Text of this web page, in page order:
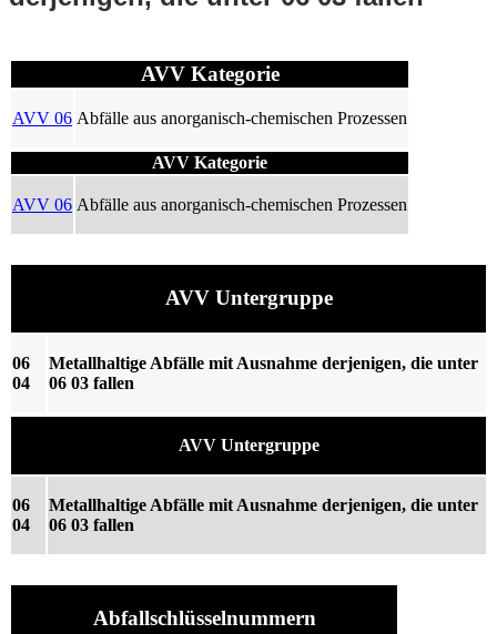
AVV Kategorie
AVV 06 Abfälle aus anorganisch-chemischen Prozessen
AVV Kategorie
AVV 06 Abfälle aus anorganisch-chemischen Prozessen
AVV Untergruppe
06
04
Metallhaltige Abfälle mit Ausnahme derjenigen, die unter
06 03 fallen
AVV Untergruppe
06
04
Metallhaltige Abfälle mit Ausnahme derjenigen, die unter
06 03 fallen
Abfallschlüsselnummern